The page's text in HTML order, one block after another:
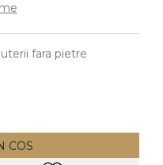
Vezi toate
fara pietre
COS